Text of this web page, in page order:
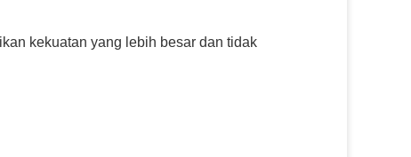
kekuatan yang lebih besar dan tidak